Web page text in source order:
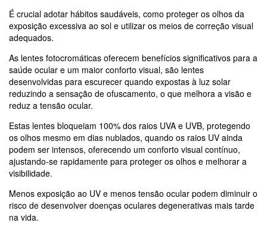
É crucial adotar hábitos saudáveis, como proteger os olhos da
exposição excessiva ao sol e utilizar os meios de correção visual
adequados.
As lentes fotocromáticas oferecem benefícios significativos para a
saúde ocular e um maior conforto visual, são lentes
desenvolvidas para escurecer quando expostas à luz solar
reduzindo a sensação de ofuscamento, o que melhora a visão e
reduz a tensão ocular.
Estas lentes bloqueiam 100% dos raios UVA e UVB, protegendo
os olhos mesmo em dias nublados, quando os raios UV ainda
podem ser intensos, oferecendo um conforto visual contínuo,
ajustando-se rapidamente para proteger os olhos e melhorar a
visibilidade.
Menos exposição ao UV e menos tensão ocular podem diminuir o
risco de desenvolver doenças oculares degenerativas mais tarde
na vida.